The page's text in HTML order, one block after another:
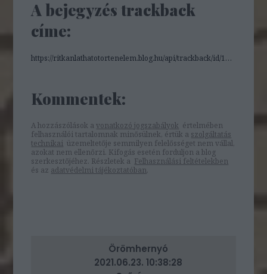
A bejegyzés trackback
címe:
https://ritkanlathatotortenelem.blog.hu/api/trackback/id/16595850
Kommentek:
A hozzászólások avonatkozó jogszabályok értelmében
felhasználói tartalomnak minősülnek, értük a szolgáltatás
technikai üzemeltetője semmilyen felelősséget nem vállal,
azokat nem ellenőrzi. Kifogás esetén forduljon a blog
szerkesztőjéhez. Részletek a Felhasználási feltételekben
és az adatvédelmi tájékoztatóban.
Örömhernyó
2021.06.23. 10:38:28